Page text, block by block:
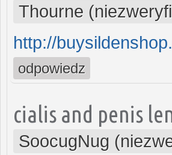
Thourne
http://
odpowiedz
cialis and penis
SoocugNug